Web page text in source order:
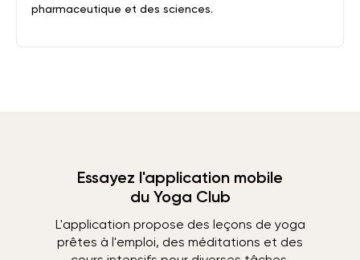
pharmaceutique et des sciences.
Essayez l'application mobile
du Yoga Club
L'application propose des leçons de yoga
prêtes à l'emploi, des méditations et des